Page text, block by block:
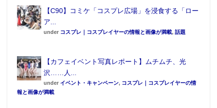
【C90】コミケ「コスプレ広場」を浸食する「ロー
ア...
under コスプレ｜コスプレイヤーの情報と画像が満載, 話題
【カフェイベント写真レポート】ムチムチ、光
沢……人...
under イベント・キャンペーン, コスプレ｜コスプレイヤーの情
報と画像が満載